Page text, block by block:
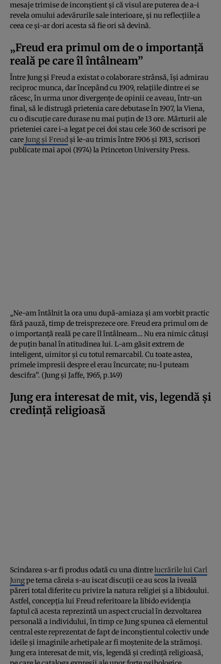
mesaje trimise de inconștient și că visul are puterea de a-i
revela omului adevărurile sale interioare, și nu reflecțiile a
ceea ce și-ar dori acesta să fie ori să devină.
„Freud era primul om de o importanță
reală pe care îl întâlneam”
Între Jung și Freud a existat o colaborare strânsă, își admirau
reciproc munca, dar începând cu 1909, relațiile dintre ei se
răcesc, în urma unor divergențe de opinii ce aveau, într-un
final, să le distrugă prietenia care debutase în 1907, la Viena,
cu o discuție care durase nu mai puțin de 13 ore. Mărturii ale
prieteniei care i-a legat pe cei doi stau cele 360 de scrisori pe
care Jung și Freudși le-au trimis între 1906 și 1913, scrisori
publicate mai apoi (1974) la Princeton University Press.
„Ne-am întâlnit la ora unu după-amiaza și am vorbit practic
fără pauză, timp de treisprezece ore. Freud era primul om de
o importanță reală pe care îl întâlneam… Nu era nimic câtuși
de puțin banal în atitudinea lui. L-am găsit extrem de
inteligent, uimitor și cu totul remarcabil. Cu toate astea,
primele impresii despre el erau încurcate; nu-l puteam
descifra”. (Jung și Jaffe, 1965, p.149)
Jung era interesat de mit, vis, legendă și
credință religioasă
Scindarea s-ar fi produs odată cu una dintrelucrările lui Carl
Jungpe tema căreia s-au iscat discuții ce au scos la iveală
păreri total diferite cu privire la natura religiei și a libidoului.
Astfel, concepția lui Freud referitoare la libido evidenția
faptul că acesta reprezintă un aspect crucial în dezvoltarea
personală a individului, în timp ce Jung spunea că elementul
central este reprezentat de fapt de inconștientul colectiv unde
ideile și imaginile arhetipale ar fi moștenite de la strămoși.
Jung era interesat de mit, vis, legendă și credință religioasă,